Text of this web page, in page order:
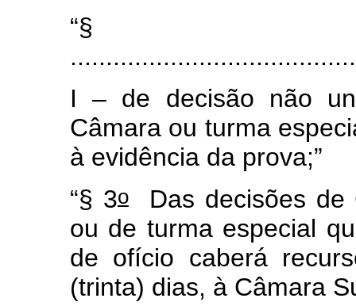
I – de decisão não
Câmara ou turma
à evidência da prova;”
“§ 3oDas decisões de
ou de turma especial
de ofício caberá
(trinta) dias, à Câmara